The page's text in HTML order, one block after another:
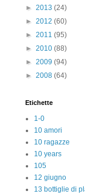
► 2013 (24)
► 2012 (60)
► 2011 (95)
► 2010 (88)
► 2009 (94)
► 2008 (64)
Etichette
1-0
10 amori
10 ragazze
10 years
105
12 giugno
13 bottiglie di